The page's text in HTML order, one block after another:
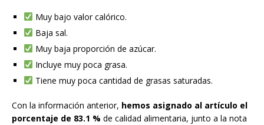
Muy bajo valor calórico.
Baja sal.
Muy baja proporción de azúcar.
Incluye muy poca grasa.
Tiene muy poca cantidad de grasas saturadas.
Con la información anterior, hemos asignado al artículo el
porcentaje de 83.1 % de calidad alimentaria, junto a la nota